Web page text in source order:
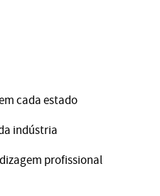
cada estado
indústria
profissional